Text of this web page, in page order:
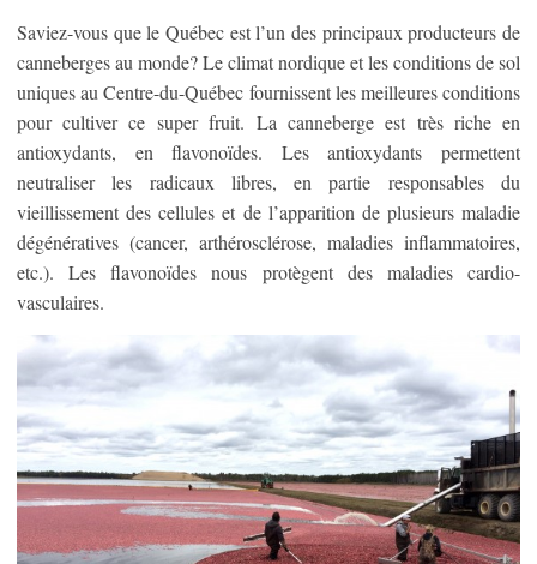
Saviez-vous que le Québec est l’un des principaux producteurs de
canneberges au monde? Le climat nordique et les conditions de sol
uniques au Centre-du-Québec fournissent les meilleures conditions
pour cultiver ce super fruit. La canneberge est très riche en
antioxydants, en flavonoïdes. Les antioxydants permettent
neutraliser les radicaux libres, en partie responsables du
vieillissement des cellules et de l’apparition de plusieurs maladie
dégénératives (cancer, arthérosclérose, maladies inflammatoires,
etc.). Les flavonoïdes nous protègent des maladies cardio-
vasculaires.